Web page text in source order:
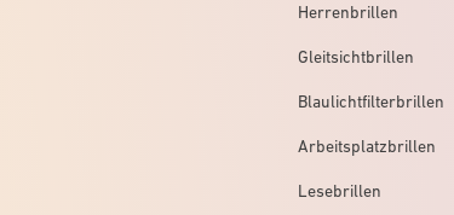
Herrenbrillen
Gleitsichtbrillen
Blaulichtfilterbrillen
Arbeitsplatzbrillen
Lesebrillen